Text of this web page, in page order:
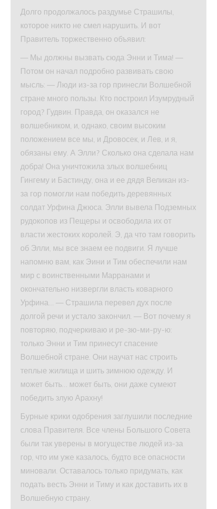
Долго продолжалось раздумье Страшилы,
которое никто не смел нарушить. И вот
Правитель торжественно объявил:
— Мы должны вызвать сюда Энни и Тима! —
Потом он начал подробно развивать свою
мысль: — Люди из-за гор принесли Волшебной
стране много пользы. Кто построил Изумрудный
город? Гудвин. Правда, он оказался не
волшебником, и, однако, своим высоким
положением все мы, и Дровосек, и Лев, и я,
обязаны ему. А Элли? Сколько она сделала нам
добра! Она уничтожила злых волшебниц
Гингему и Бастинду, она и ее дядя Великан из-
за гор помогли нам победить деревянных
солдат Урфина Джюса. Элли вывела Подземных
рудокопов из Пещеры и освободила их от
власти жестоких королей. Э, да что там говорить
об Элли, мы все знаем ее подвиги. Я лучше
напомню вам, как Эини и Тим обеспечили нам
мир с воинственными Марранами и
окончательно низвергли власть коварного
Урфина… — Страшила перевел дух после
долгой речи и устало закончил. — Вот почему я
повторяю, подчеркиваю и ре-зю-ми-ру-ю:
только Энни и Тим принесут спасение
Волшебной стране. Они научат нас строить
теплые жилища и шить зимнюю одежду. И
может быть… может быть, они даже сумеют
победить злую Арахну!
Бурные крики одобрения заглушили последние
слова Правителя. Все члены Большого Совета
были так уверены в могуществе людей из-за
гор, что им уже казалось, будто все опасности
миновали. Оставалось только придумать, как
подать весть Энни и Тиму и как доставить их в
Волшебную страну.